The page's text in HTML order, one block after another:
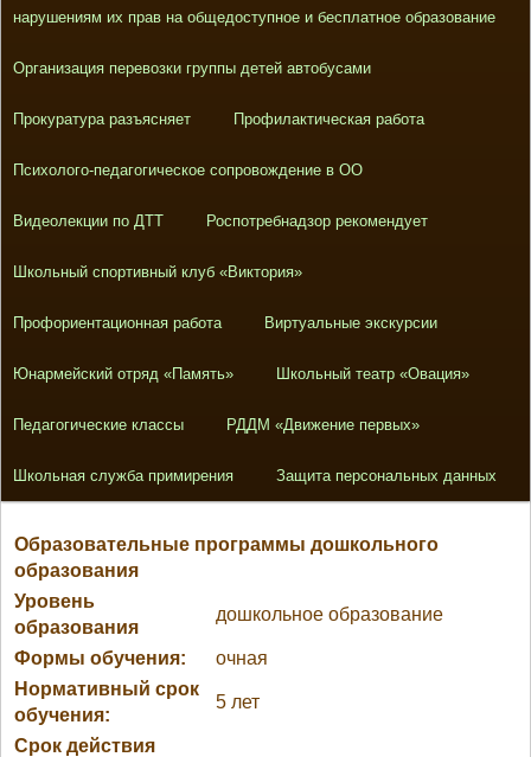
нарушениям их прав на общедоступное и бесплатное образование
Организация перевозки группы детей автобусами
Прокуратура разъясняет Профилактическая работа
Психолого-педагогическое сопровождение в ОО
Видеолекции по ДТТ Роспотребнадзор рекомендует
Школьный спортивный клуб «Виктория»
Профориентационная работа Виртуальные экскурсии
Юнармейский отряд «Память» Школьный театр «Овация»
Педагогические классы РДДМ «Движение первых»
Школьная служба примирения Защита персональных данных
Образовательные программы дошкольного
образования
Уровень
образования
дошкольное образование
Формы обучения:
очная
Нормативный срок
обучения:
5 лет
Срок действия